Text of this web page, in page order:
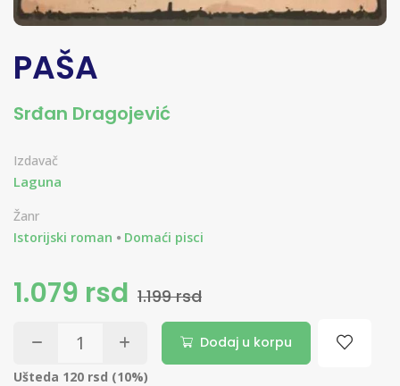
PAŠA
Srđan Dragojević
Izdavač
Laguna
Žanr
Istorijski roman
Domaći pisci
1.079 rsd 1.199 rsd
Dodaj u korpu
Ušteda 120 rsd (10%)